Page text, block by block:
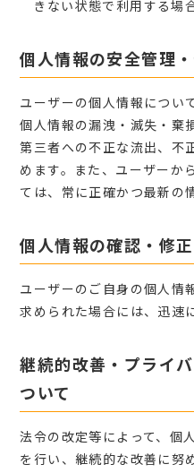
きない状態で利用する場
個人情報の安全管理
ユーザーの個人情報につい
個人情報の漏洩・滅失・棄
第三者への不正な流出、不
めます。また、ユーザーか
ては、常に正確かつ最新の
個人情報の確認・修
ユーザーのご自身の個人情
求められた場合には、迅速
継続的改善・プライ
ついて
法令の改定等によって、個
を行い、継続的な改善に努